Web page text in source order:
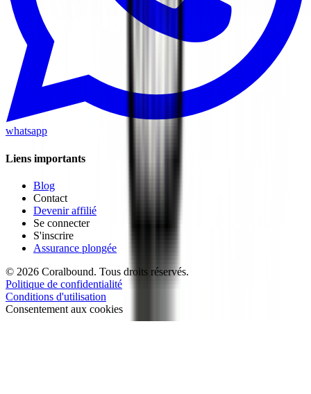
whatsapp
Liens importants
Blog
Contact
Devenir affilié
Se connecter
S'inscrire
Assurance plongée
© 2026 Coralbound. Tous droits réservés.
Politique de confidentialité
Conditions d'utilisation
Consentement aux cookies